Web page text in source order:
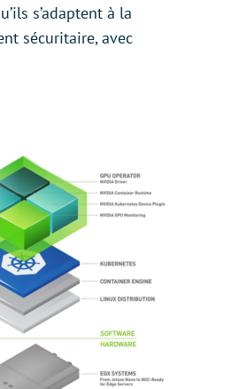
s’adaptent à la
sécuritaire, avec